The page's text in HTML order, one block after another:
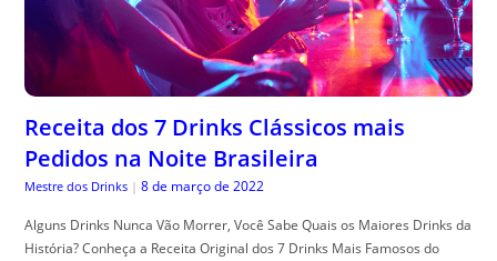
Receita dos 7 Drinks Clássicos mais
Pedidos na Noite Brasileira
Mestre dos Drinks | 8 de março de 2022
Alguns Drinks Nunca Vão Morrer, Você Sabe Quais os Maiores Drinks da
História? Conheça a Receita Original dos 7 Drinks Mais Famosos do